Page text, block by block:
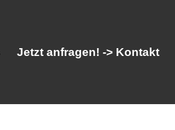
Jetzt anfragen! -> Kontakt